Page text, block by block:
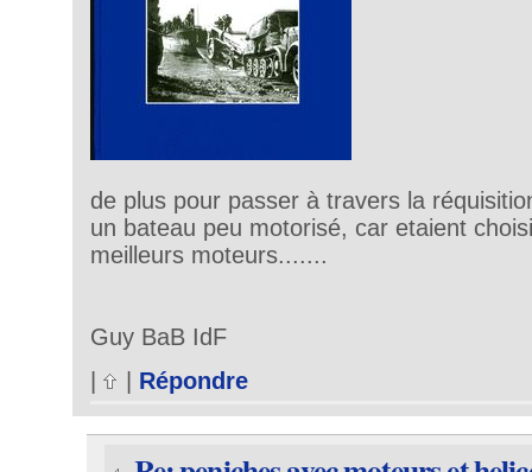
de plus pour passer à travers la
un bateau peu motorisé, car etaient
meilleurs moteurs.......
Guy BaB IdF
|
| Répondre